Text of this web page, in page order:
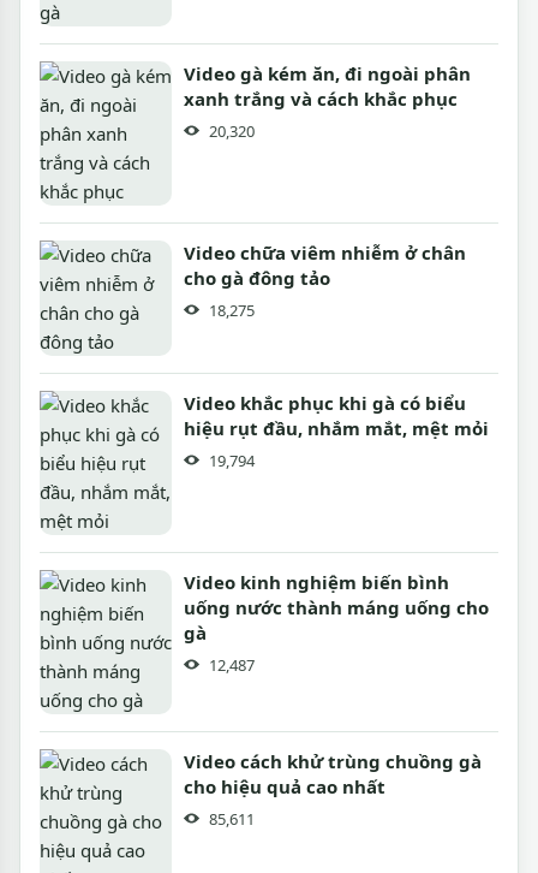
Video gà kém ăn, đi ngoài phân
xanh trắng và cách khắc phục
20,320
Video chữa viêm nhiễm ở chân
cho gà đông tảo
18,275
Video khắc phục khi gà có biểu
hiệu rụt đầu, nhắm mắt, mệt mỏi
19,794
Video kinh nghiệm biến bình
uống nước thành máng uống cho
gà
12,487
Video cách khử trùng chuồng gà
cho hiệu quả cao nhất
85,611